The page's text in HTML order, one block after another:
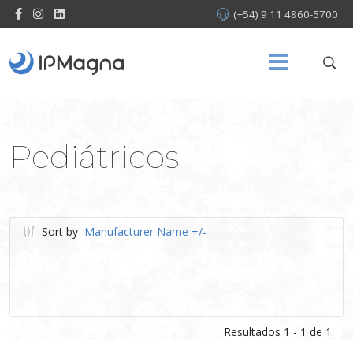
(+54) 9 11 4860-5700
Pediátricos
Sort by Manufacturer Name +/-
Resultados 1 - 1 de 1